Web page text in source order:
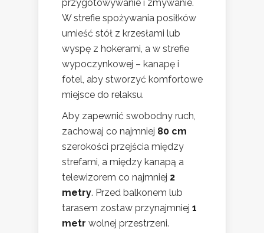
przygotowywanie i zmywanie.
W strefie spożywania posiłków
umieść stół z krzesłami lub
wyspę z hokerami, a w strefie
wypoczynkowej – kanapę i
fotel, aby stworzyć komfortowe
miejsce do relaksu.
Aby zapewnić swobodny ruch,
zachowaj co najmniej 80 cm
szerokości przejścia między
strefami, a między kanapą a
telewizorem co najmniej 2
metry. Przed balkonem lub
tarasem zostaw przynajmniej 1
metr wolnej przestrzeni.